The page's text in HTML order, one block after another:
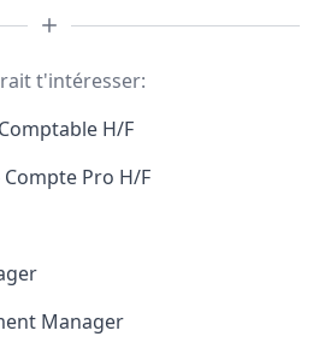
t'intéresser:
H/F
Pro H/F
Manager